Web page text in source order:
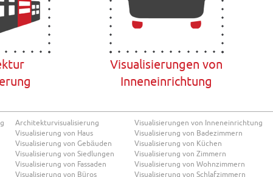
Visualisierungen von
Inneneinrichtung
Architekturvisualisierung
Visualisierung von Haus
Visualisierung von Gebäuden
Visualisierung von Siedlungen
Visualisierung von Fassaden
Visualisierung von Büros
Visualisierungen von Inneneinrichtung
Visualisierung von Badezimmern
Visualisierung von Küchen
Visualisierung von Zimmern
Visualisierung von Wohnzimmern
Visualisierung von Schlafzimmern